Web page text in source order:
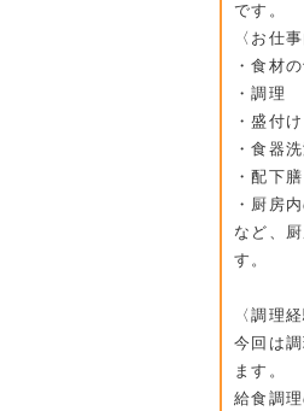
です。
〈お仕
・食材
・調理
・盛付け
・食器
・配下膳
・厨房
など、
す。
〈調理
今回は
ます。
給食調